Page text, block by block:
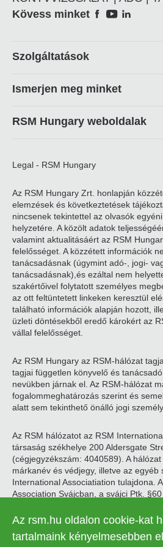
Social
Kövess minket
Footer
Szolgáltatások
Ismerjen meg minket
RSM Hungary weboldalak
Legal - RSM Hungary
Az RSM Hungary Zrt. honlapján
elemzések és következtetések
nincsenek tekintettel az olvasók
helyzetére. A közölt adatok
valamint aktualitásáért az RSM
felelősséget. A közzétett információk
tanácsadásnak (úgymint adó-, jogi-
tanácsadásnak),és ezáltal nem
szakértőivel folytatott személyes
az ott feltüntetett linkeken keresztül
található információk alapján hozott,
üzleti döntésekből eredő károkért az
vállal felelősséget.
Az RSM Hungary az RSM-hálózat
tagjai független könyvelő és
nevükben járnak el. Az RSM-hálózat
fogalommeghatározás szerint és
alatt sem tekinthető önálló jogi
Az RSM hálózatot az RSM
társaság székhelye 200 Aldersgate
(cégjegyzékszám: 4040589). A
márkanév és védjegy, illetve az egyéb
International Associatiation tulajdona.
Association Svájcban, a svájci Ptk.
© 2026 RSM Hungary Zrt. | Minden
Az rsm.hu oldalon cookie-kat
tartalmaink kényelmesebben